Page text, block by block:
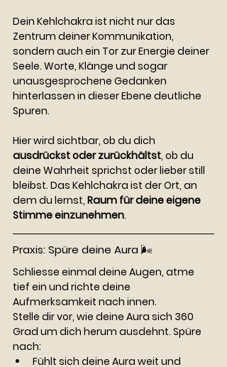
Dein Kehlchakra ist nicht nur das
Zentrum deiner Kommunikation,
sondern auch ein Tor zur Energie deiner
Seele. Worte, Klänge und sogar
unausgesprochene Gedanken
hinterlassen in dieser Ebene deutliche
Spuren.
Hier wird sichtbar, ob du dich
ausdrückst oder zurückhältst, ob du
deine Wahrheit sprichst oder lieber still
bleibst. Das Kehlchakra ist der Ort, an
dem du lernst, Raum für deine eigene
Stimme einzunehmen.
Praxis: Spüre deine Aura 🌬️
Schliesse einmal deine Augen, atme
tief ein und richte deine
Aufmerksamkeit nach innen.
Stelle dir vor, wie deine Aura sich 360
Grad um dich herum ausdehnt. Spüre
nach:
Fühlt sich deine Aura weit und